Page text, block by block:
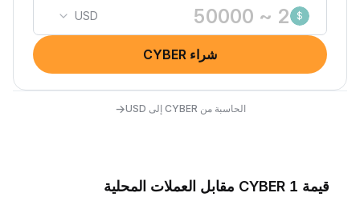
$
USD
شراء CYBER
الحاسبة من CYBER إلى USD →
قيمة 1 CYBER مقابل العملات المحلية